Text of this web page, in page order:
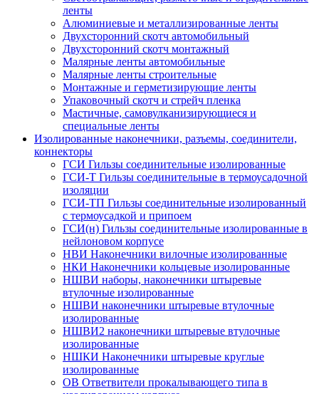
ленты
Алюминиевые и металлизированные ленты
Двухсторонний скотч автомобильный
Двухсторонний скотч монтажный
Малярные ленты автомобильные
Малярные ленты строительные
Монтажные и герметизирующие ленты
Упаковочный скотч и стрейч пленка
Мастичные, самовулканизирующиеся и
специальные ленты
Изолированные наконечники, разъемы, соединители,
коннекторы
ГСИ Гильзы соединительные изолированные
ГСИ-Т Гильзы соединительные в термоусадочной
изоляции
ГСИ-ТП Гильзы соединительные изолированный
с термоусадкой и припоем
ГСИ(н) Гильзы соединительные изолированные в
нейлоновом корпусе
НВИ Наконечники вилочные изолированные
НКИ Наконечники кольцевые изолированные
НШВИ наборы, наконечники штыревые
втулочные изолированные
НШВИ наконечники штыревые втулочные
изолированные
НШВИ2 наконечники штыревые втулочные
изолированные
НШКИ Наконечники штыревые круглые
изолированные
ОВ Ответвители прокалывающего типа в